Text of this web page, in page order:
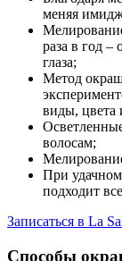
меняя
раза в год –
глаза;
Метод
виды, цвета
волосам;
При
подходит
Записаться в La
Способы